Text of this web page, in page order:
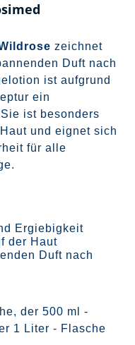
zeichnet
Duft nach
ist aufgrund
ein
ist besonders
und eignet sich
für alle
Ergiebigkeit
der Haut
Duft nach
der 500 ml -
1 Liter - Flasche